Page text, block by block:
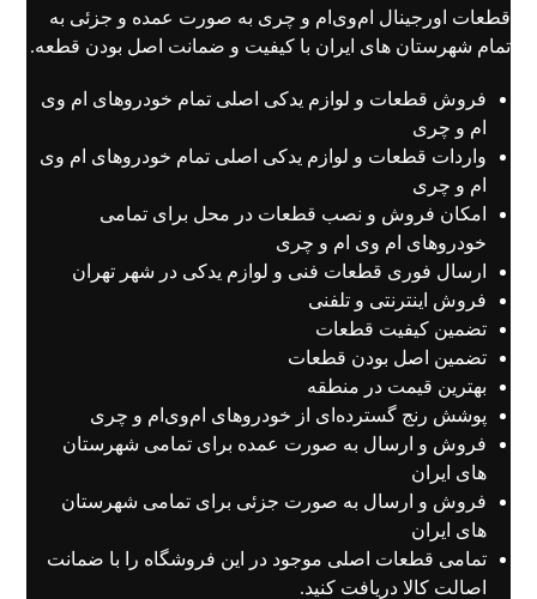
قطعات اورجینال ام‌وی‌ام و چری به صورت عمده و جزئی به
تمام شهرستان های ایران با کیفیت و ضمانت اصل بودن قطعه.
فروش قطعات و لوازم یدکی اصلی تمام خودروهای ام وی
ام و چری
واردات قطعات و لوازم یدکی اصلی تمام خودروهای ام وی
ام و چری
امکان فروش و نصب قطعات در محل برای تمامی
خودروهای ام وی ام و چری
ارسال فوری قطعات فنی و لوازم یدکی در شهر تهران
فروش اینترنتی و تلفنی
تضمین کیفیت قطعات
تضمین اصل بودن قطعات
بهترین قیمت در منطقه
پوشش رنج گسترده‌ای از خودروهای ام‌وی‌ام و چری
فروش و ارسال به صورت عمده برای تمامی شهرستان
های ایران
فروش و ارسال به صورت جزئی برای تمامی شهرستان
های ایران
تمامی قطعات اصلی موجود در این فروشگاه را با ضمانت
اصالت کالا دریافت کنید.